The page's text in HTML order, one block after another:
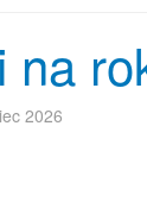
na
2026